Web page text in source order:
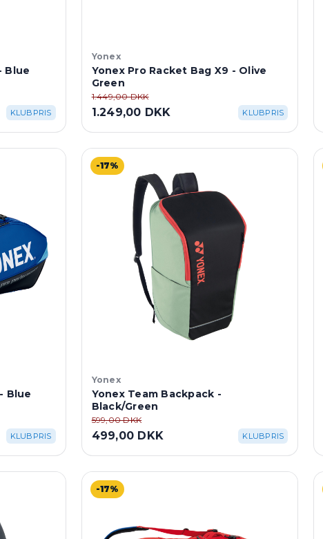
Blue
KLUBPRIS
Yonex
Yonex Pro Racket Bag X9 - Olive
Green
1.449,00 DKK
1.249,00 DKK KLUBPRIS
Blue
KLUBPRIS
-17%
Yonex
Yonex Team Backpack -
Black/Green
599,00 DKK
499,00 DKK KLUBPRIS
-17%